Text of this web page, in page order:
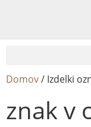
Domov/ Izdelki
znak v